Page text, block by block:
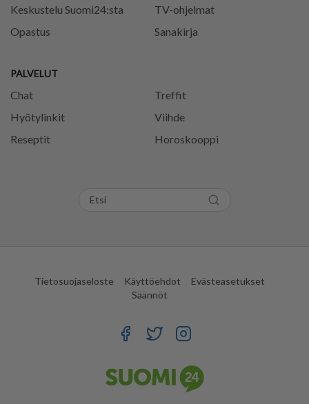
Keskustelu Suomi24:sta
Opastus
PALVELUT
Chat
Treffit
Hyötylinkit
Viihde
Reseptit
Horoskooppi
TV-ohjelmat
Sanakirja
Tietosuojaseloste Käyttöehdot
Evästeasetukset
Säännöt